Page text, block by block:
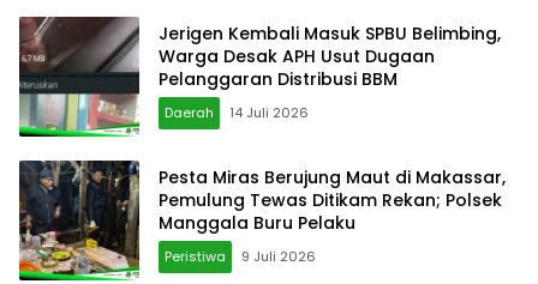
Jerigen Kembali Masuk SPBU Belimbing,
Warga Desak APH Usut Dugaan
Pelanggaran Distribusi BBM
Daerah 14 Juli 2026
Pesta Miras Berujung Maut di Makassar,
Pemulung Tewas Ditikam Rekan; Polsek
Manggala Buru Pelaku
Peristiwa 9 Juli 2026